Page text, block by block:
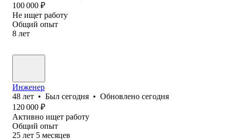
100 000 ₽
Не ищет работу
Общий опыт
8 лет
Инженер
48 лет • Был сегодня • Обновлено сегодня
120 000 ₽
Активно ищет работу
Общий опыт
25 лет 5 месяцев